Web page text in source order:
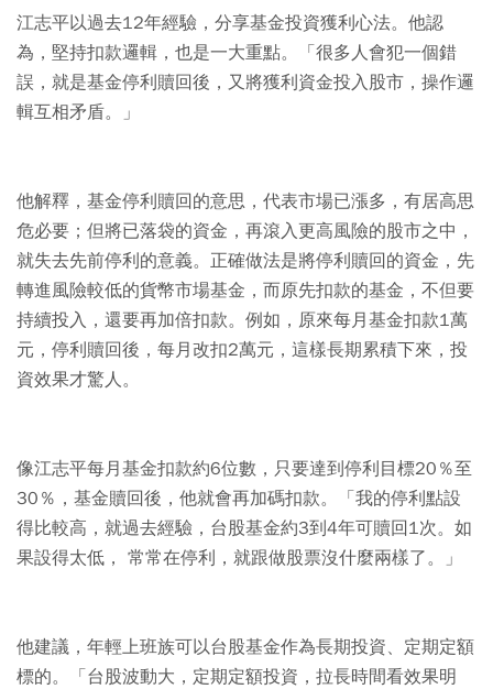
江志平以過去12年經驗，分享基金投資獲利心法。他認
為，堅持扣款邏輯，也是一大重點。「很多人會犯一個錯
誤，就是基金停利贖回後，又將獲利資金投入股市，操作邏
輯互相矛盾。」
他解釋，基金停利贖回的意思，代表市場已漲多，有居高思
危必要；但將已落袋的資金，再滾入更高風險的股市之中，
就失去先前停利的意義。正確做法是將停利贖回的資金，先
轉進風險較低的貨幣市場基金，而原先扣款的基金，不但要
持續投入，還要再加倍扣款。例如，原來每月基金扣款1萬
元，停利贖回後，每月改扣2萬元，這樣長期累積下來，投
資效果才驚人。
像江志平每月基金扣款約6位數，只要達到停利目標20％至
30％，基金贖回後，他就會再加碼扣款。「我的停利點設
得比較高，就過去經驗，台股基金約3到4年可贖回1次。如
果設得太低， 常常在停利，就跟做股票沒什麼兩樣了。」
他建議，年輕上班族可以台股基金作為長期投資、定期定額
標的。「台股波動大，定期定額投資，拉長時間看效果明